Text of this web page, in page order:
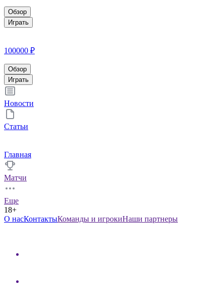
Обзор
Играть
100000 ₽
Обзор
Играть
Новости
Статьи
Главная
Матчи
Еще
18+
О насКонтактыКоманды и игрокиНаши партнеры